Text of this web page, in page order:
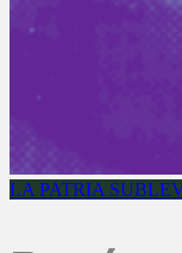
LA PATRIA